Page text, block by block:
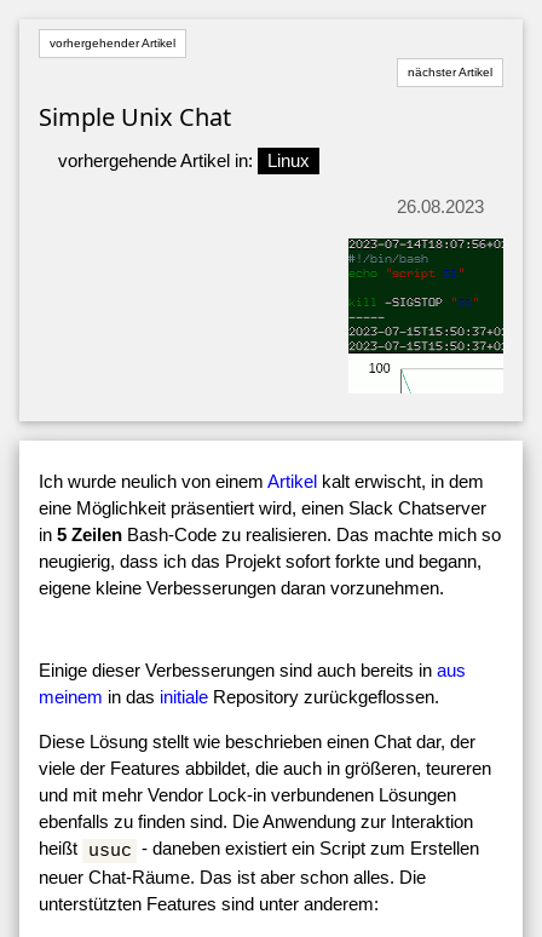
vorhergehender Artikel
nächster Artikel
Simple Unix Chat
vorhergehende Artikel in: Linux
26.08.2023
Ich wurde neulich von einem Artikel kalt erwischt, in dem
eine Möglichkeit präsentiert wird, einen Slack Chatserver
in 5 Zeilen Bash-Code zu realisieren. Das machte mich so
neugierig, dass ich das Projekt sofort forkte und begann,
eigene kleine Verbesserungen daran vorzunehmen.
Einige dieser Verbesserungen sind auch bereits in aus
meinem in das initiale Repository zurückgeflossen.
Diese Lösung stellt wie beschrieben einen Chat dar, der
viele der Features abbildet, die auch in größeren, teureren
und mit mehr Vendor Lock-in verbundenen Lösungen
ebenfalls zu finden sind. Die Anwendung zur Interaktion
heißt usuc - daneben existiert ein Script zum Erstellen
neuer Chat-Räume. Das ist aber schon alles. Die
unterstützten Features sind unter anderem: